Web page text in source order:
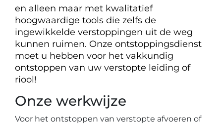
en alleen maar met kwalitatief
hoogwaardige tools die zelfs de
ingewikkelde verstoppingen uit de weg
kunnen ruimen. Onze ontstoppingsdienst
moet u hebben voor het vakkundig
ontstoppen van uw verstopte leiding of
riool!
Onze werkwijze
Voor het ontstoppen van verstopte afvoeren of